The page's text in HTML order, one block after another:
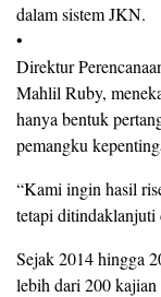
dalam sistem JKN.
•
Direktur
Mahlil Ruby,
hanya bentuk
pemangku
“Kami ingin hasil
tetapi ditindaklanjuti
Sejak 2014 hingga
lebih dari 200